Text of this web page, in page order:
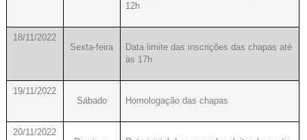
12h
18/11/2022
Sexta-feira
Data limite das inscrições das chapas até
às 17h
19/11/2022
Sábado
Homologação das chapas
20/11/2022